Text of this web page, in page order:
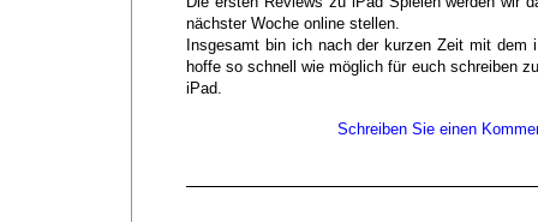
nächster Woche online stellen.
Insgesamt bin ich nach der kurzen Zeit mit dem
hoffe so schnell wie möglich für euch schreiben
iPad.
Schreiben Sie einen